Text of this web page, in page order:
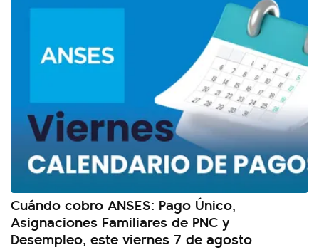
Cuándo cobro ANSES: Pago Único,
Asignaciones Familiares de PNC y
Desempleo, este viernes 7 de agosto